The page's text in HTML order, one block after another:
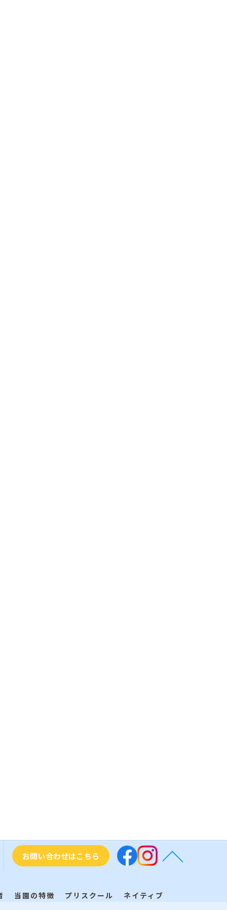
お問い合わせはこちら
当園の特徴 プリスクール
ネイティブ